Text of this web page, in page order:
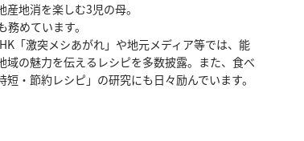
地消を楽しむ3児の母。
めています。
「激突メシあがれ」や地元メディア等では、能
の魅力を伝えるレシピを多数披露。また、食べ
・節約レシピ」の研究にも日々励んでいます。